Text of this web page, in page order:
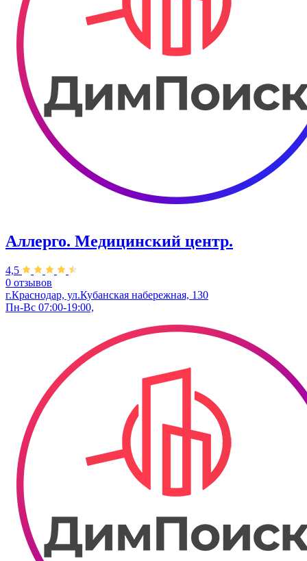
Аллерго. Медицинский центр.
4,5
0 отзывов
г.Краснодар, ул.​Кубанская набережная, 130
Пн-Вс 07:00-19:00,